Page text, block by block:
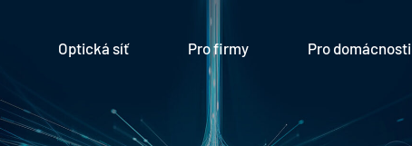
Optická síť Pro firmy Pro domácnosti